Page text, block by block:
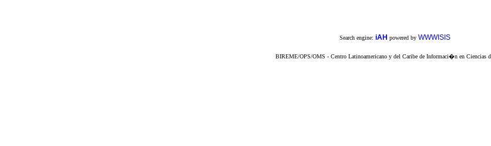
Search engine: iAH powered by WWWISIS
BIREME/OPS/OMS - Centro Latinoamericano y del Caribe de Informaci�n en Ciencias